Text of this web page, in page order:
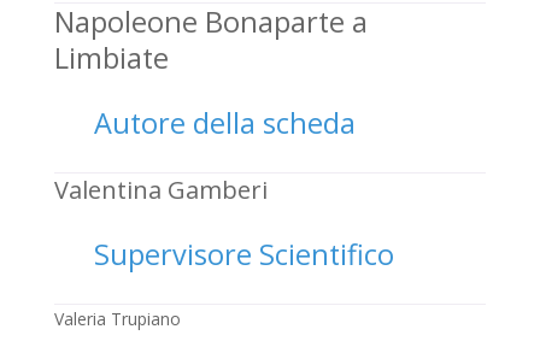
Napoleone Bonaparte a
Limbiate
Autore della scheda
Valentina Gamberi
Supervisore Scientifico
Valeria Trupiano